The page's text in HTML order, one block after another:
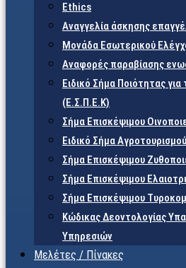
Ethics
Αναγγελία άσκησης
Μονάδα Εσωτερικού
Αναφορές παραβίασης
Ειδικό Σήμα Ποιότητας για
(Ε.Σ.Π.Ε.Κ)
Σήμα Επισκέψιμου
Ειδικό Σήμα
Σήμα Επισκέψιμου
Σήμα Επισκέψιμου
Σήμα Επισκέψιμου
Κώδικας Δεοντολογίας
Υπηρεσιών
Μελέτες / Πίνακες